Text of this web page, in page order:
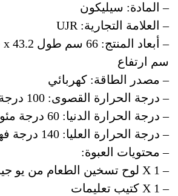
– المادة: سيليكون
– العلامة التجارية: UJR
سم ارتفاع
– مصدر الطاقة: كهربائي
– درجة الحرارة القصوى: 100 درجة مئوية
– درجة الحرارة الدنيا: 60 درجة مئوية
– درجة الحرارة العليا: 140 درجة فهرنهايت
– محتويات العبوة:
– 1 X لوح تسخين الطعام من يو جيه ار
– 1 X كتيب تعليمات